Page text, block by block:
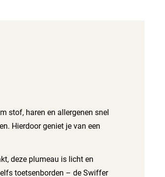
stof, haren en allergenen snel
Hierdoor geniet je van een
deze plumeau is licht en
toetsenborden – de Swiffer